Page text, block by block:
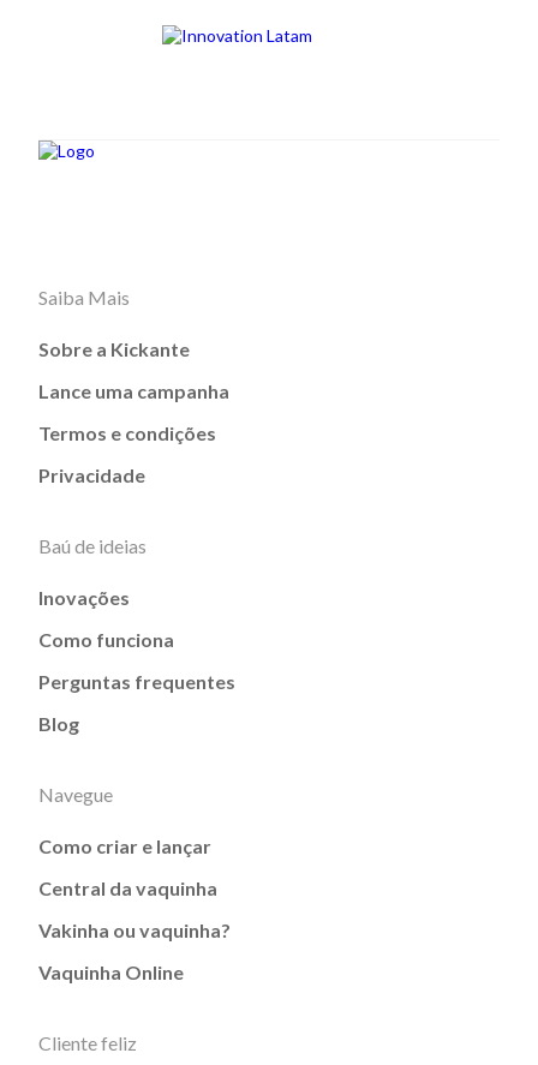
Saiba Mais
Sobre a Kickante
Lance uma campanha
Termos e condições
Privacidade
Baú de ideias
Inovações
Como funciona
Perguntas frequentes
Blog
Navegue
Como criar e lançar
Central da vaquinha
Vakinha ou vaquinha?
Vaquinha Online
Cliente feliz